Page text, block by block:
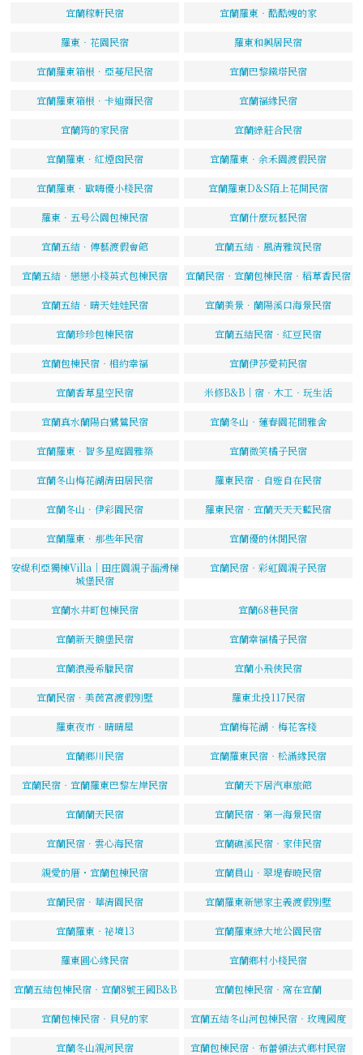
宜蘭稼軒民宿 宜蘭羅東‧酷酷嫂的家
羅東‧花園民宿 羅東和興居民宿
宜蘭羅東箱根．亞蔓尼民宿 宜蘭巴黎鐵塔民宿
宜蘭羅東箱根．卡迪爾民宿 宜蘭福緣民宿
宜蘭筠的家民宿 宜蘭綠莊合民宿
宜蘭羅東．紅煙囪民宿 宜蘭羅東．余禾園渡假民宿
宜蘭羅東．歐嗨優小棧民宿 宜蘭羅東D&S陌上花開民宿
羅東．五号公園包棟民宿 宜蘭什麼玩藝民宿
宜蘭五結．傳藝渡假會館 宜蘭五結．風清雅筑民宿
宜蘭五結‧戀戀小棧英式包棟民宿 宜蘭民宿‧宜蘭包棟民宿‧稻草香民宿
宜蘭五結‧晴天娃娃民宿 宜蘭美景．蘭陽溪口海景民宿
宜蘭珍珍包棟民宿 宜蘭五結民宿‧紅豆民宿
宜蘭包棟民宿‧相約幸福 宜蘭伊莎愛莉民宿
宜蘭香草星空民宿 米修B&B｜宿‧木工‧玩生活
宜蘭真水蘭陽白鷺鷥民宿 宜蘭冬山‧蓮春園花間雅舍
宜蘭羅東．智多星庭園雅築 宜蘭微笑橘子民宿
宜蘭冬山梅花湖清田居民宿 羅東民宿‧自遊自在民宿
宜蘭冬山．伊彩園民宿 羅東民宿‧宜蘭天天天藍民宿
宜蘭羅東．那些年民宿 宜蘭優的休閒民宿
安緹利亞獨棟Villa｜田庄園親子溜滑梯
城堡民宿
宜蘭民宿‧彩虹園親子民宿
宜蘭水井町包棟民宿 宜蘭68巷民宿
宜蘭新天鵝堡民宿 宜蘭幸福橘子民宿
宜蘭浪漫希臘民宿 宜蘭小飛俠民宿
宜蘭民宿．美茵宮渡假別墅 羅東北投117民宿
羅東夜市‧晴晴屋 宜蘭梅花湖‧梅花客棧
宜蘭鄉川民宿 宜蘭羅東民宿‧松滿緣民宿
宜蘭民宿‧宜蘭羅東巴黎左岸民宿 宜蘭天下居汽車旅館
宜蘭蘭天民宿 宜蘭民宿‧第一海景民宿
宜蘭民宿．雲心海民宿 宜蘭礁溪民宿‧家佳民宿
親愛的厝・宜蘭包棟民宿 宜蘭員山．翠堤春曉民宿
宜蘭民宿．華清園民宿 宜蘭羅東新戀家主義渡假別墅
宜蘭羅東‧祕境13 宜蘭羅東綠大地公園民宿
羅東圓心緣民宿 宜蘭鄉村小棧民宿
宜蘭五結包棟民宿‧宜蘭8號王國B&B 宜蘭包棟民宿‧窩在宜蘭
宜蘭包棟民宿‧貝兒的家 宜蘭五結冬山河包棟民宿‧玫瑰國度
宜蘭冬山親河民宿 宜蘭包棟民宿．布蕾頓法式鄉村民宿